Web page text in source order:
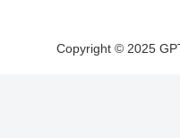
Copyright © 2025